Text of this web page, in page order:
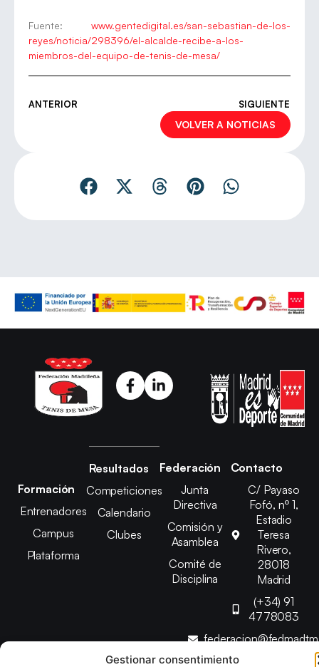
Gestionar consentimiento
Fuente: www.gentedigital.es/san-sebastian-de-los-
reyes/noticia/298396/el-alcalde-recibe-a-los-
miembros-del-equipo-de-tenis-de-mesa/
ANTERIOR SIGUIENTE
VOLVER A NOTICIAS
Formación
Entrenadores
Campus
Plataforma
Resultados
Competiciones
Calendario
Clubes
Federación
Junta
Directiva
Comisión y
Asamblea
Comité de
Disciplina
Contacto
C/ Payaso
Fofó, nº 1,
Estadio
Teresa
Rivero,
28018
Madrid
(+34) 91
4778083